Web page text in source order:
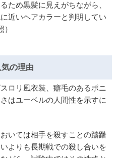
ため黒髪に見えがちながら、
近いヘアカラーと判明してい
の理由
ロリ風衣装、癖毛のあるポニ
はユーベルの人間性を示すに
いては相手を殺すことの躊躇
よりも長期戦での殺し合いを